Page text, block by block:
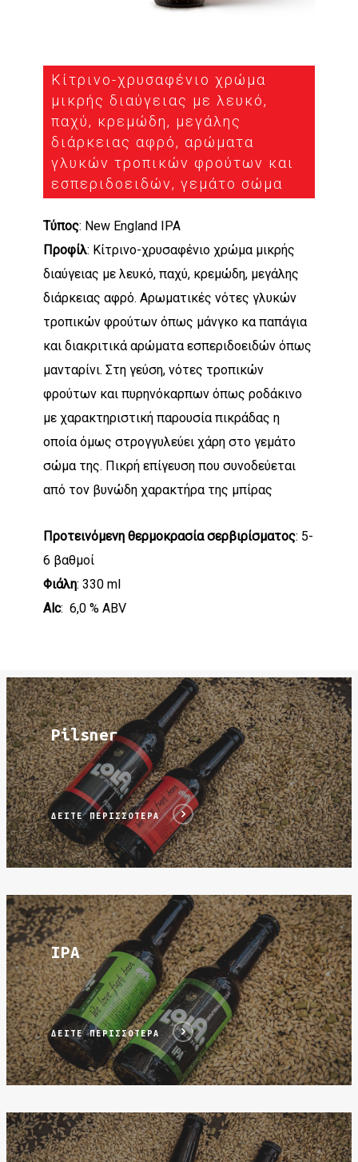
Κίτρινο-χρυσαφένιο χρώμα
μικρής διαύγειας με λευκό,
παχύ, κρεμώδη, μεγάλης
διάρκειας αφρό, αρώματα
γλυκών τροπικών φρούτων και
εσπεριδοειδών, γεμάτο σώμα
Τύπος: New England IPA
Προφίλ: Κίτρινο-χρυσαφένιο χρώμα μικρής
διαύγειας με λευκό, παχύ, κρεμώδη, μεγάλης
διάρκειας αφρό. Αρωματικές νότες γλυκών
τροπικών φρούτων όπως μάνγκο κα παπάγια
και διακριτικά αρώματα εσπεριδοειδών όπως
μανταρίνι. Στη γεύση, νότες τροπικών
φρούτων και πυρηνόκαρπων όπως ροδάκινο
με χαρακτηριστική παρουσία πικράδας η
οποία όμως στρογγυλεύει χάρη στο γεμάτο
σώμα της. Πικρή επίγευση που συνοδεύεται
από τον βυνώδη χαρακτήρα της μπίρας
Προτεινόμενη θερμοκρασία σερβιρίσματος: 5-
6 βαθμοί
Φιάλη: 330 ml
Alc: 6,0 % ABV
Pilsner
ΔΕΙΤΕ ΠΕΡΙΣΣΟΤΕΡΑ
ΔΕΙΤΕ ΠΕΡΙΣΣΟΤΕΡΑ
IPA
ΔΕΙΤΕ ΠΕΡΙΣΣΟΤΕΡΑ
ΔΕΙΤΕ ΠΕΡΙΣΣΟΤΕΡΑ
Δείτε περισσότερα!